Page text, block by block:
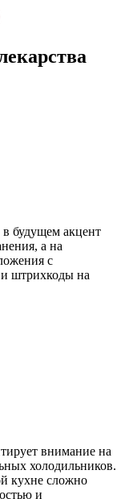
будущем акцент
а на
с
штрихкоды на
внимание на
холодильников.
кухне сложно
и